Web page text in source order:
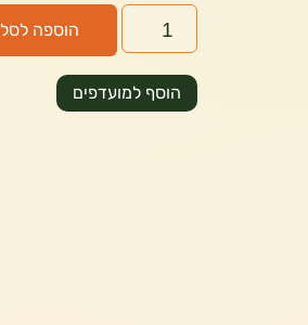
הוספה לסל
הוסף למועדפים